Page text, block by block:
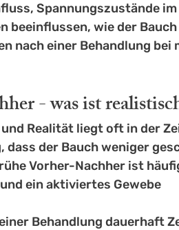
, Spannungszustände im
beeinflussen, wie der
nach einer Behandlung bei
- was ist
Realität liegt oft in der
dass der Bauch weniger
Vorher-Nachher ist
ein aktiviertes Gewebe
Behandlung dauerhaft